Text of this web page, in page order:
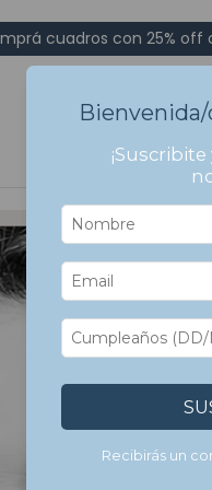
cuadros con 25%
Bienvenida/
Recibirás un